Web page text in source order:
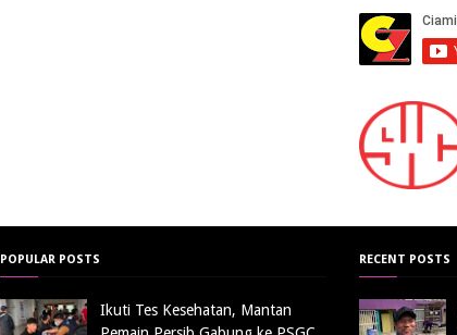
POPULAR POSTS
Ikuti Tes Kesehatan, Mantan
RECENT POSTS